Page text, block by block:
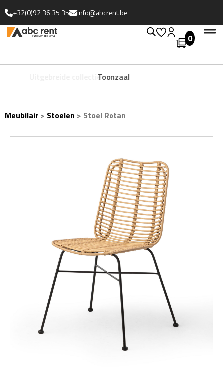
+32(0)92 36 35 35 info@abcrent.be
0
Toonzaal
Uitgebreide collectie
Meubilair > Stoelen > Stoel Rotan